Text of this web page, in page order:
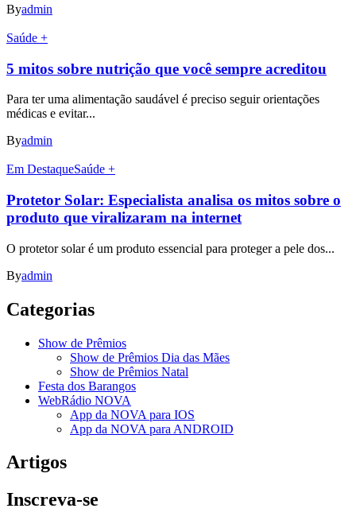
Byadmin
Saúde +
5 mitos sobre nutrição que você sempre acreditou
Para ter uma alimentação saudável é preciso seguir orientações
médicas e evitar...
Byadmin
Em DestaqueSaúde +
Protetor Solar: Especialista analisa os mitos sobre o
produto que viralizaram na internet
O protetor solar é um produto essencial para proteger a pele dos...
Byadmin
Categorias
Show de Prêmios
Show de Prêmios Dia das Mães
Show de Prêmios Natal
Festa dos Barangos
WebRádio NOVA
App da NOVA para IOS
App da NOVA para ANDROID
Artigos
Inscreva-se